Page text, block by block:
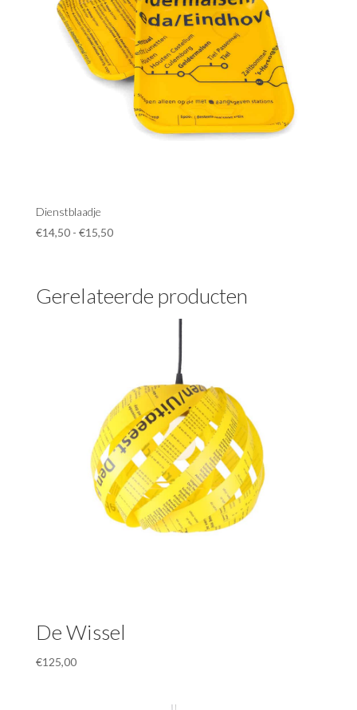
Dienstblaadje
€14,50 - €15,50Prijsklasse:
€15,50
Gerelateerde producten
De Wissel
€125,00